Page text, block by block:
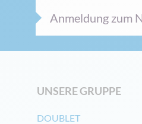
Anmeldung zum
UNSERE GRUPPE
DOUBLET